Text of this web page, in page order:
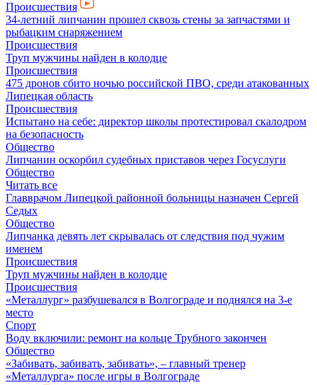
Происшествия
34-летний липчанин прошел сквозь стены за запчастями и
рыбацким снаряжением
Происшествия
Труп мужчины найден в колодце
Происшествия
475 дронов сбито ночью российской ПВО, среди атакованных
Липецкая область
Происшествия
Испытано на себе: директор школы протестировал скалодром
на безопасность
Общество
Липчанин оскорбил судебных приставов через Госуслуги
Общество
Читать все
Главврачом Липецкой районной больницы назначен Сергей
Седых
Общество
Липчанка девять лет скрывалась от следствия под чужим
именем
Происшествия
Труп мужчины найден в колодце
Происшествия
«Металлург» разбушевался в Волгограде и поднялся на 3-е
место
Спорт
Воду включили: ремонт на кольце Трубного закончен
Общество
«Забивать, забивать, забивать», – главный тренер
«Металлурга» после игры в Волгограде